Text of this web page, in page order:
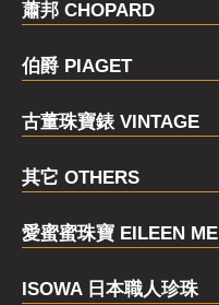
蕭邦 CHOPARD
伯爵 PIAGET
古董珠寶錶 VINTAGE
其它 OTHERS
愛蜜蜜珠寶 EILEEN ME
ISOWA 日本職人珍珠